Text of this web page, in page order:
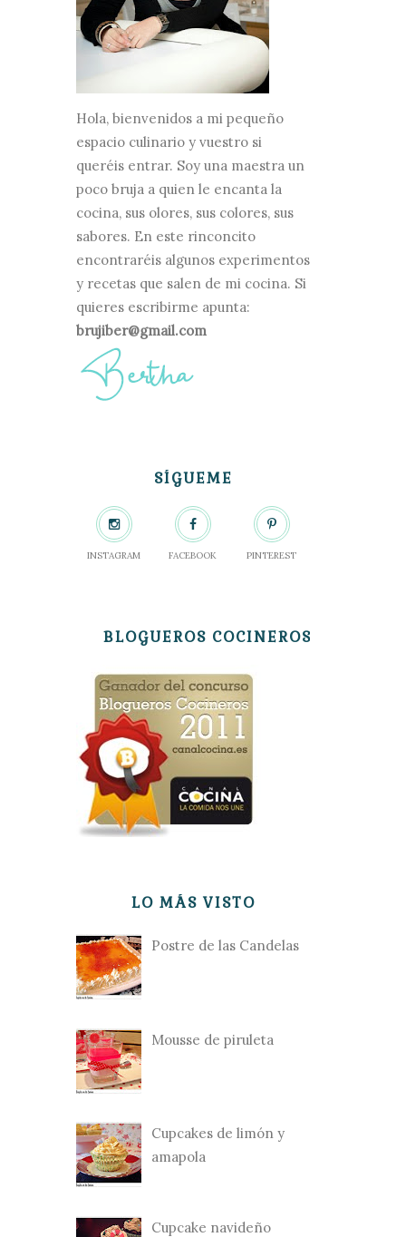
Hola, bienvenidos a mi pequeño
espacio culinario y vuestro si
queréis entrar. Soy una maestra un
poco bruja a quien le encanta la
cocina, sus olores, sus colores, sus
sabores. En este rinconcito
encontraréis algunos experimentos
y recetas que salen de mi cocina. Si
quieres escribirme apunta:
brujiber@gmail.com
SÍGUEME
INSTAGRAM FACEBOOK PINTEREST
BLOGUEROS COCINEROS
LO MÁS VISTO
Postre de las Candelas
Mousse de piruleta
Cupcakes de limón y
amapola
Cupcake navideño